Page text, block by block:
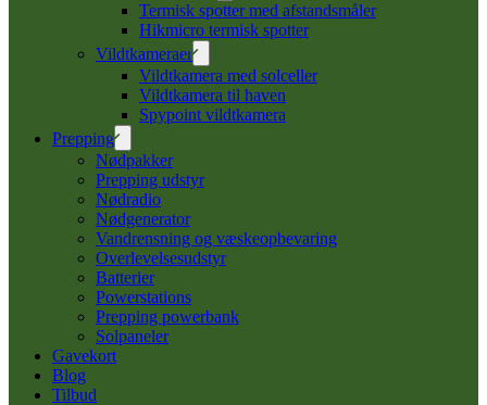
Termisk spotter med afstandsmåler
Hikmicro termisk spotter
Vildtkameraer
Vildtkamera med solceller
Vildtkamera til haven
Spypoint vildtkamera
Prepping
Nødpakker
Prepping udstyr
Nødradio
Nødgenerator
Vandrensning og væskeopbevaring
Overlevelsesudstyr
Batterier
Powerstations
Prepping powerbank
Solpaneler
Gavekort
Blog
Tilbud